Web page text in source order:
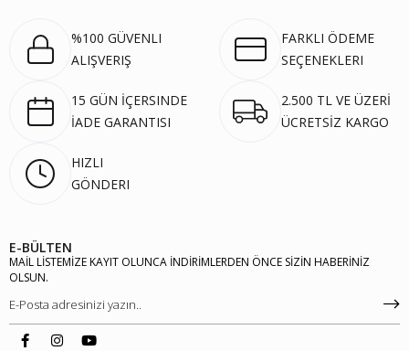
%100 GÜVENLI
ALIŞVERIŞ
FARKLI ÖDEME
SEÇENEKLERI
15 GÜN İÇERSINDE
İADE GARANTISI
2.500 TL VE ÜZERİ
ÜCRETSİZ KARGO
HIZLI
GÖNDERI
E-BÜLTEN
MAİL LİSTEMİZE KAYIT OLUNCA İNDİRİMLERDEN ÖNCE SİZİN HABERİNİZ
OLSUN.